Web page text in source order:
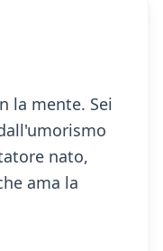
la mente. Sei
nato,
ama la